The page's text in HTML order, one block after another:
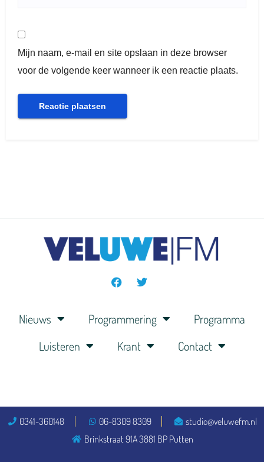
Mijn naam, e-mail en site opslaan in deze browser
voor de volgende keer wanneer ik een reactie plaats.
Nieuws Programmering
Programma
Luisteren
Krant Contact
0341-360148 06-8309 8309
studio@veluwefm.nl
Brinkstraat 91A 3881 BP Putten